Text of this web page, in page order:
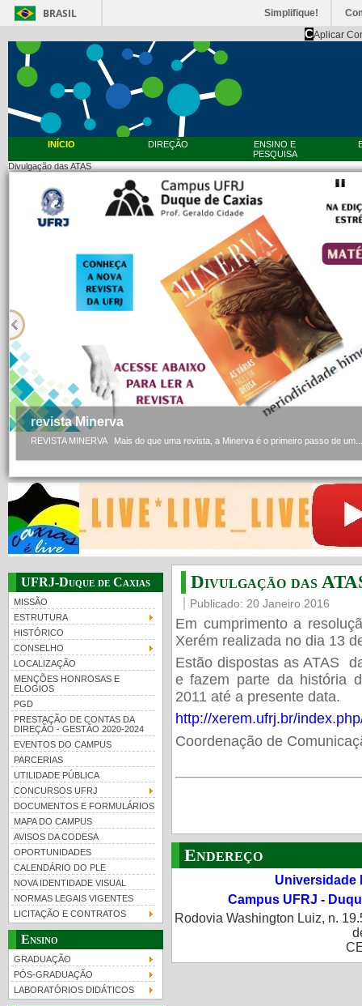
BRASIL Simplifique!
CAplicar
INÍCIO DIREÇÃO
ENSINO E
PESQUISA
Divulgação das ATAS
revista Minerva
REVISTA MINERVA Mais do que uma revista, a Minerva é o primeiro passo de um...
UFRJ-Duque de Caxias
MISSÃO
ESTRUTURA
HISTÓRICO
CONSELHO
LOCALIZAÇÃO
MENÇÕES HONROSAS E
ELOGIOS
PGD
PRESTAÇÃO DE CONTAS DA
DIREÇÃO - GESTÃO 2020-2024
EVENTOS DO CAMPUS
PARCERIAS
UTILIDADE PÚBLICA
CONCURSOS UFRJ
DOCUMENTOS E FORMULÁRIOS
MAPA DO CAMPUS
AVISOS DA CODESA
OPORTUNIDADES
CALENDÁRIO DO PLE
NOVA IDENTIDADE VISUAL
NORMAS LEGAIS VIGENTES
LICITAÇÃO E CONTRATOS
Ensino
GRADUAÇÃO
PÓS-GRADUAÇÃO
LABORATÓRIOS DIDÁTICOS
Divulgação das
Publicado: 20 Janeiro 2016
Em cumprimento a
Xerém realizada no dia 13
Estão dispostas as ATAS
e fazem parte da história
2011 até a presente data.
http://xerem.ufrj.br/
Coordenação de
Endereço
Universidade
Campus UFRJ -
Rodovia Washington Luiz, n.
Guia de boas práticas
UFRJ 100 anos